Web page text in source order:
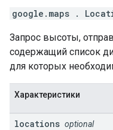
google.maps .
Запрос высоты,
содержащий список
для которых
Характеристики
locations optional